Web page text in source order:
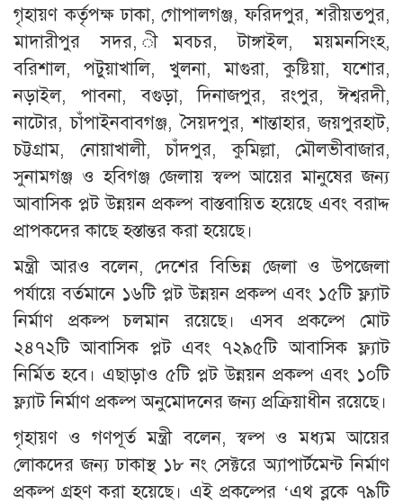
গৃহায়ণ কর্তৃপক্ষ ঢাকা, গোপালগঞ্জ, ফরিদপুর, শরীয়তপুর,
মাদারীপুর সদর, ীমবচর, টাঙ্গাইল, ময়মনসিংহ,
বরিশাল, পটুয়াখালি, খুলনা, মাগুরা, কুষ্টিয়া, যশোর,
নড়াইল, পাবনা, বগুড়া, দিনাজপুর, রংপুর, ঈশ্বরদী,
নাটোর, চাঁপাইনবাবগঞ্জ, সৈয়দপুর, শান্তাহার, জয়পুরহাট,
চট্টগ্রাম, নোয়াখালী, চাঁদপুর, কুমিল্লা, মৌলভীবাজার,
সুনামগঞ্জ ও হবিগঞ্জ জেলায় স্বল্প আয়ের মানুষের জন্য
আবাসিক প্লট উন্নয়ন প্রকল্প বাস্তবায়িত হয়েছে এবং বরাদ্দ
প্রাপকদের কাছে হস্তান্তর করা হয়েছে।
মন্ত্রী আরও বলেন, দেশের বিভিন্ন জেলা ও উপজেলা
পর্যায়ে বর্তমানে ১৬টি প্লট উন্নয়ন প্রকল্প এবং ১৫টি ফ্ল্যাট
নির্মাণ প্রকল্প চলমান রয়েছে। এসব প্রকল্পে মোট
২৪৭২টি আবাসিক প্লট এবং ৭২৯৫টি আবাসিক ফ্ল্যাট
নির্মিত হবে। এছাড়াও ৫টি প্লট উন্নয়ন প্রকল্প এবং ১০টি
ফ্ল্যাট নির্মাণ প্রকল্প অনুমোদনের জন্য প্রক্রিয়াধীন রয়েছে।
গৃহায়ণ ও গণপূর্ত মন্ত্রী বলেন, স্বল্প ও মধ্যম আয়ের
লোকদের জন্য ঢাকাস্থ ১৮ নং সেক্টরে অ্যাপার্টমেন্ট নির্মাণ
প্রকল্প গ্রহণ করা হয়েছে। এই প্রকল্পের ‘এথ ব্লকে ৭৯টি